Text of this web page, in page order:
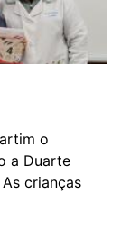
o
a Duarte
crianças